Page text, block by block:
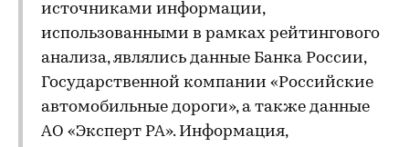
источниками информации,
использованными в рамках рейтингового
анализа, являлись данные Банка России,
Государственной компании «Российские
автомобильные дороги», а также данные
АО «Эксперт РА». Информация,